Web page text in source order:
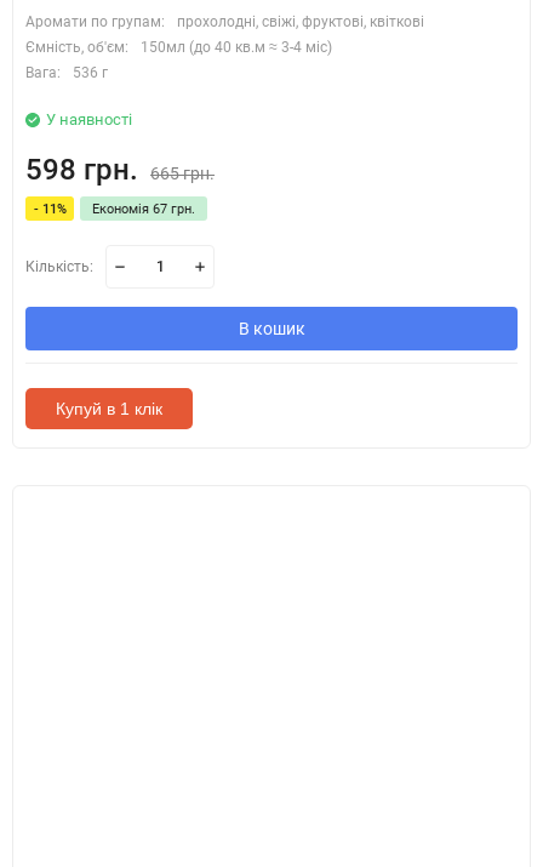
Аромати по групам:
прохолодні, свіжі, фруктові, квіткові
Ємність, об'єм:
150мл (до 40 кв.м ≈ 3-4 міс)
Вага:
536 г
У наявності
598 грн. 665 грн.
- 11% Економія 67 грн.
Кількість:
В кошик
Купуй в 1 клік